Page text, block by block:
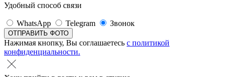
Удобный способ связи
WhatsApp Telegram Звонок
Нажимая кнопку, Вы соглашаетесь с политикой
конфиденциальности.